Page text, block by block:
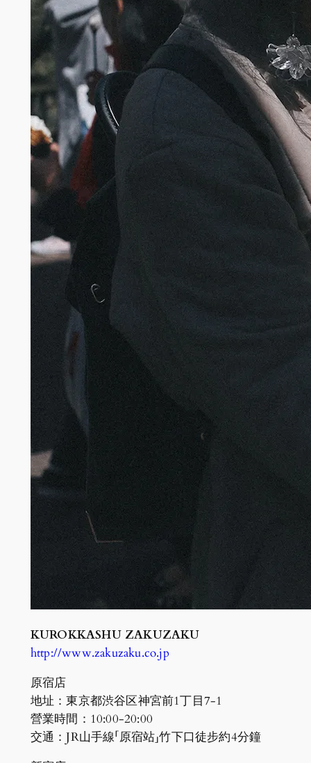
KUROKKASHU ZAKUZAKU
http://www.zakuzaku.co.jp
原宿店
地址：東京都渋谷区神宮前1丁目7-1
營業時間：10:00-20:00
交通：JR山手線「原宿站」竹下口徒步約4分鐘